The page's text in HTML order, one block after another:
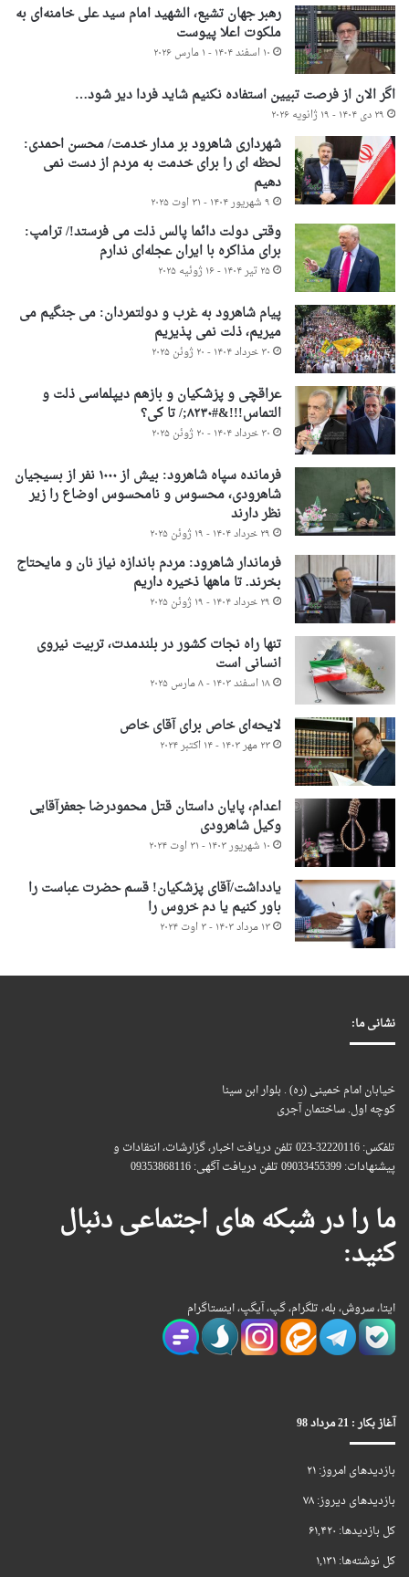
رهبر جهان تشیع، الشهید امام سید علی خامنه‌ای به
ملکوت اعلا پیوست
۱۰ اسفند ۱۴۰۴ - ۱ مارس ۲۰۲۶
اگر الان از فرصت تبیین استفاده نکنیم شاید فردا دیر شود…
۲۹ دی ۱۴۰۴ - ۱۹ ژانویه ۲۰۲۶
شهرداری شاهرود بر مدار خدمت/ محسن احمدی:
لحظه ای را برای خدمت به مردم از دست نمی
دهیم
۹ شهریور ۱۴۰۴ - ۳۱ اوت ۲۰۲۵
وقتی دولت دائما پالس ذلت می فرستد!/ ترامپ:
برای مذاکره با ایران عجله‌ای ندارم
۲۵ تیر ۱۴۰۴ - ۱۶ ژوئیه ۲۰۲۵
پیام شاهرود به غرب و دولتمردان: می جنگیم می
میریم، ذلت نمی پذیریم
۳۰ خرداد ۱۴۰۴ - ۲۰ ژوئن ۲۰۲۵
عراقچی و پزشکیان و بازهم دیپلماسی ذلت و
التماس!!!&#۸۲۳۰;/ تا کی؟
۳۰ خرداد ۱۴۰۴ - ۲۰ ژوئن ۲۰۲۵
فرمانده سپاه شاهرود: بیش از ۱۰۰۰ نفر از بسیجیان
شاهرودی، محسوس و نامحسوس اوضاع را زیر
نظر دارند
۲۹ خرداد ۱۴۰۴ - ۱۹ ژوئن ۲۰۲۵
فرماندار شاهرود: مردم باندازه نیاز نان و مایحتاج
بخرند. تا ماهها ذخیره داریم
۲۹ خرداد ۱۴۰۴ - ۱۹ ژوئن ۲۰۲۵
تنها راه نجات کشور در بلندمدت، تربیت نیروی
انسانی است
۱۸ اسفند ۱۴۰۳ - ۸ مارس ۲۰۲۵
لایحه‌ای خاص برای آقای خاص
۲۳ مهر ۱۴۰۳ - ۱۴ اکتبر ۲۰۲۴
اعدام، پایان داستان قتل محمودرضا جعفرآقایی
وکیل شاهرودی
۱۰ شهریور ۱۴۰۳ - ۳۱ اوت ۲۰۲۴
یادداشت/آقای پزشکیان! قسم حضرت عباست را
باور کنیم یا دم خروس را
۱۳ مرداد ۱۴۰۳ - ۳ اوت ۲۰۲۴
نشانی ما:
خیابان امام خمینی (ره) . بلوار ابن سینا
کوچه اول. ساختمان آجری
تلفکس: 32220116-023 تلفن دریافت اخبار، گزارشات، انتقادات و
پیشنهادات: 09033455399 تلفن دریافت آگهی: 09353868116
ما را در شبکه های اجتماعی دنبال
کنید:
ایتا، سروش، بله، تلگرام، گپ، آیگپ، اینستاگرام
آغاز بکار : 21 مرداد 98
بازدیدهای امروز:۲۱
بازدیدهای دیروز:۷۸
کل بازدیدها: ۶۱,۴۲۰
کل نوشته‌ها:۱,۱۳۱